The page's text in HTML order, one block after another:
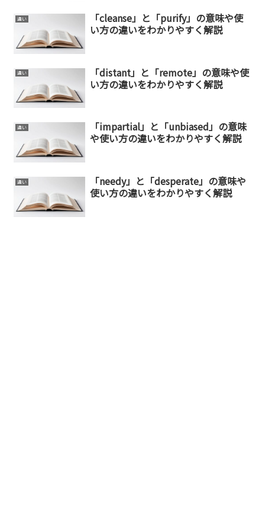
違い
「cleanse」と「purify」の意味や使
い方の違いをわかりやすく解説
違い
「distant」と「remote」の意味や使
い方の違いをわかりやすく解説
違い
「impartial」と「unbiased」の意味
や使い方の違いをわかりやすく解説
違い
「needy」と「desperate」の意味や
使い方の違いをわかりやすく解説